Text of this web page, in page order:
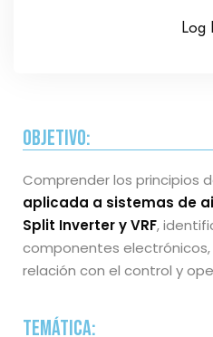
Log
Objetivo:
Comprender los principios
aplicada a sistemas de
Split Inverter y VRF,
componentes
relación con el control y
Temática: